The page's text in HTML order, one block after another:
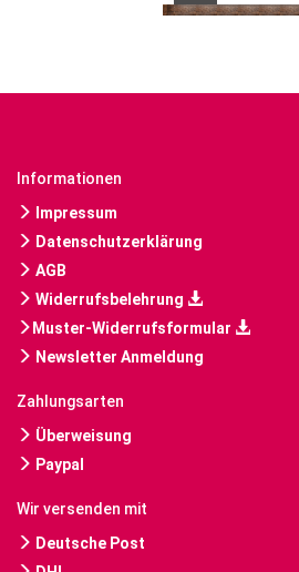
Informationen
Impressum
Datenschutzerklärung
AGB
Widerrufsbelehrung
Muster-Widerrufsformular
Newsletter Anmeldung
Zahlungsarten
Überweisung
Paypal
Wir versenden mit
Deutsche Post